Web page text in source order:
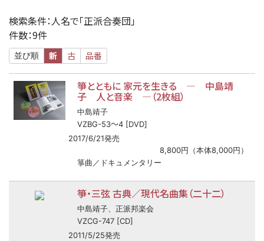
検索条件：人名で「正派合奏団」
件数：9件
並び順 新 古 品番
箏とともに 家元を生きる ― 中島靖
子 人と音楽 ―（2枚組）
中島靖子
VZBG-53〜4 [DVD]
2017/6/21発売
8,800円（本体8,000円）
箏曲／ドキュメンタリー
箏・三弦 古典／現代名曲集（二十二）
中島靖子、正派邦楽会
VZCG-747 [CD]
2011/5/25発売